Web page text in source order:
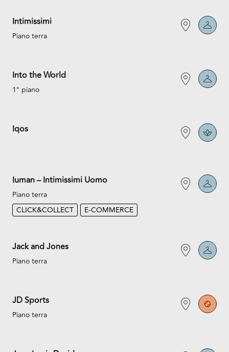
Intimissimi
Piano terra
Into the World
1° piano
Iqos
Iuman – Intimissimi Uomo
Piano terra
CLICK&COLLECT
E-COMMERCE
Jack and Jones
Piano terra
JD Sports
Piano terra